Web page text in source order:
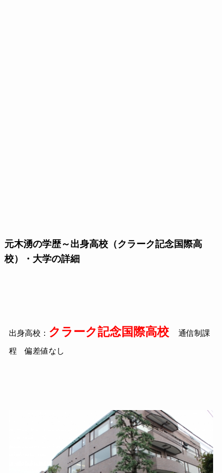
元木湧の学歴～出身高校（クラーク記念国際高
校）・大学の詳細
出身高校： クラーク記念国際高校 通信制課
程 偏差値なし